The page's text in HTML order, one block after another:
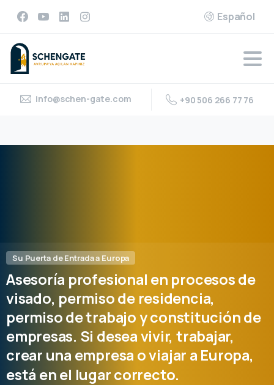
Español
info@schen-gate.com +90 506 266 77 76
Su Puerta de Entrada a Europa
Asesoría profesional en procesosde
visado, permisode residencia,
permisodetrabajoyconstituciónde
empresas. Si deseavivir, trabajar,
crear una empresa oviajar a Europa,
está enel lugarcorrecto.